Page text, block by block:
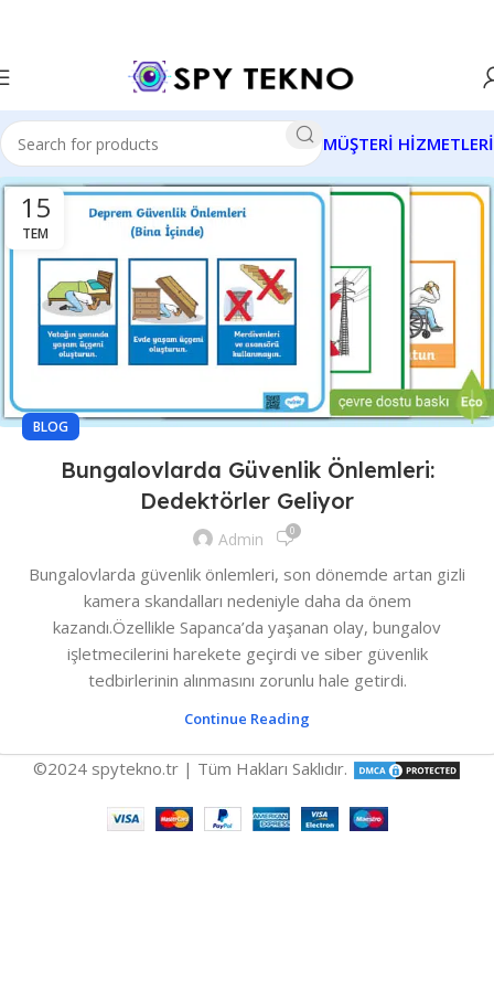
MÜŞTERİ HİZMETLERİ
15
TEM
BLOG
Bungalovlarda Güvenlik Önlemleri:
Dedektörler Geliyor
Admin 0
Bungalovlarda güvenlik önlemleri, son dönemde artan gizli
kamera skandalları nedeniyle daha da önem
kazandı.Özellikle Sapanca’da yaşanan olay, bungalov
işletmecilerini harekete geçirdi ve siber güvenlik
tedbirlerinin alınmasını zorunlu hale getirdi.
Continue Reading
©2024 spytekno.tr | Tüm Hakları Saklıdır.